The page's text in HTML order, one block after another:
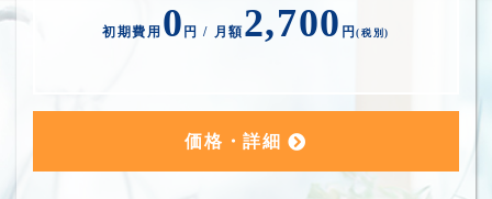
初期費用 0 円 / 月額2,700 円(税別)
価格・詳細